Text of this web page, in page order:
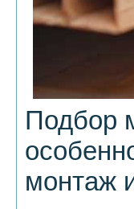
Подбор
монтаж